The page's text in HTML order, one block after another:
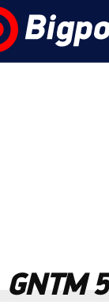
GNTM 5